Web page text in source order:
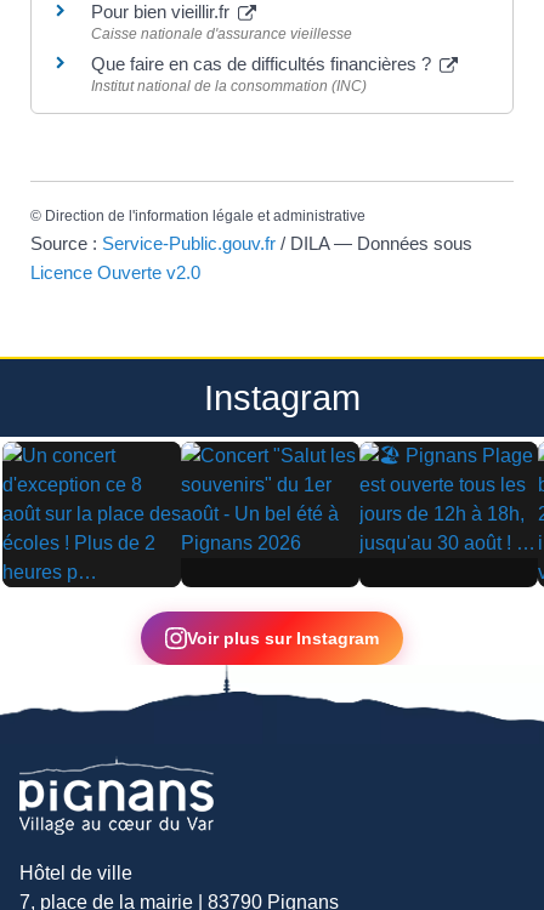
Pour bien vieillir.fr
Caisse nationale d'assurance vieillesse
Que faire en cas de difficultés financières ?
Institut national de la consommation (INC)
© Direction de l'information légale et administrative
Source : Service-Public.gouv.fr / DILA — Données sous
Licence Ouverte v2.0
Instagram
▶
▶ ▶
Voir plus sur Instagram
Hôtel de ville
7, place de la mairie | 83790 Pignans